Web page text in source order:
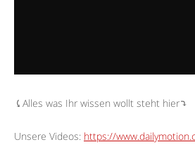
⤹Alles was Ihr wissen wollt steht hier⤵︎
Unsere Videos: https://